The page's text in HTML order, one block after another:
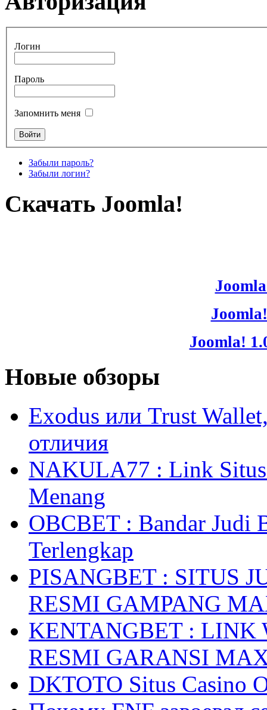
Логин
Пароль
Запомнить меня
Забыли пароль?
Забыли логин?
Скачать Joomla!
Joomla!
Новые обзоры
Exodus или Trust
отличия
NAKULA77 : Link Situs
Menang
OBCBET : Bandar Judi
Terlengkap
PISANGBET : SITUS
RESMI GAMPANG
KENTANGBET : LINK
RESMI GARANSI
DKTOTO Situs Casino